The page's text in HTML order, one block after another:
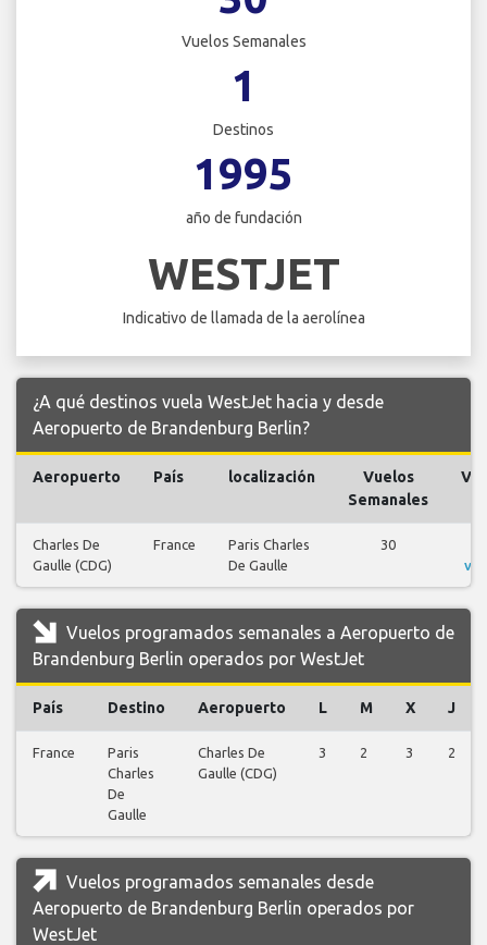
Vuelos Semanales
1
Destinos
1995
año de fundación
WESTJET
Indicativo de llamada de la aerolínea
¿A qué destinos vuela WestJet hacia y desde
Aeropuerto de Brandenburg Berlin?
Aeropuerto País localización
Vuelos
Semanales
Charles De
Gaulle (CDG)
France
Paris Charles
De Gaulle
30
Vuelos programados semanales a Aeropuerto de
Brandenburg Berlin operados por WestJet
País Destino Aeropuerto L M X J
France
Paris
Charles
De
Gaulle
Charles De
Gaulle (CDG)
3 2 3 2
Vuelos programados semanales desde
Aeropuerto de Brandenburg Berlin operados por
WestJet